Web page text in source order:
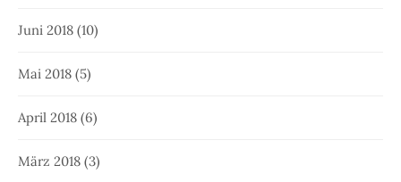
Juni 2018 (10)
Mai 2018 (5)
April 2018 (6)
März 2018 (3)